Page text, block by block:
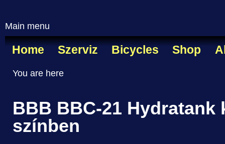
Main menu
Home Szerviz Bicycles Shop
You are here
BBB BBC-21 Hydratank
színben